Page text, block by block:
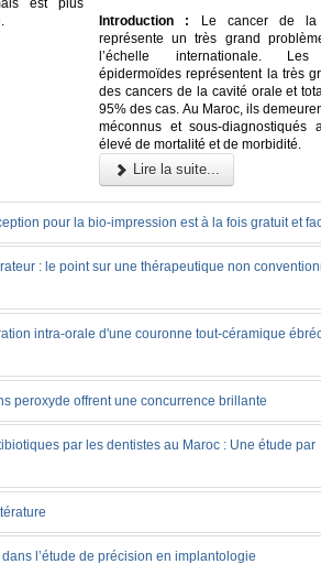
est plus
Introduction :
Le cancer de la
représente un très grand
l’échelle internationale. Les
épidermoïdes représentent la très
des cancers de la cavité orale et
95% des cas. Au Maroc, ils
méconnus et sous-diagnostiqués
élevé de mortalité et de morbidité.
Lire la suite...
pour la bio-impression est à la fois gratuit et
: le point sur une thérapeutique non
intra-orale d'une couronne tout-céramique
peroxyde offrent une concurrence brillante
par les dentistes au Maroc : Une étude par
l’étude de précision en implantologie